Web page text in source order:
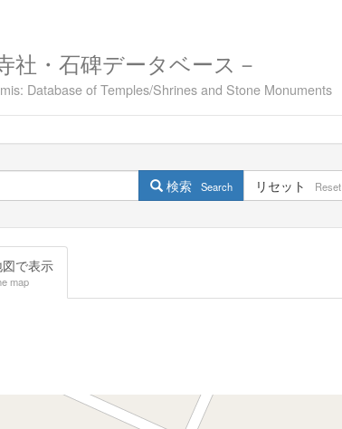
・石碑データベース－
Database of Temples/Shrines and Stone Monuments
検索 Search リセット Reset
で表示
map